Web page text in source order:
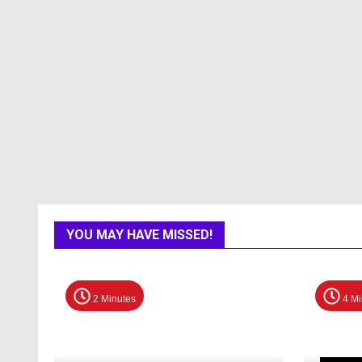
YOU MAY HAVE MISSED!
2 Minutes 4